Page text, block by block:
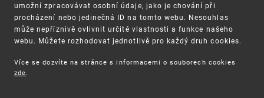
VAROVÁNÍ
Finanční podpora
umožní zpracovávat osobní údaje, jako je chování při
procházení nebo jedinečná ID na tomto webu. Nesouhlas
může nepříznivě ovlivnit určité vlastnosti a funkce našeho
webu. Můžete rozhodovat jednotlivě pro každý druh cookies.
Více se dozvíte na stránce s informacemi o souborech cookies
zde.